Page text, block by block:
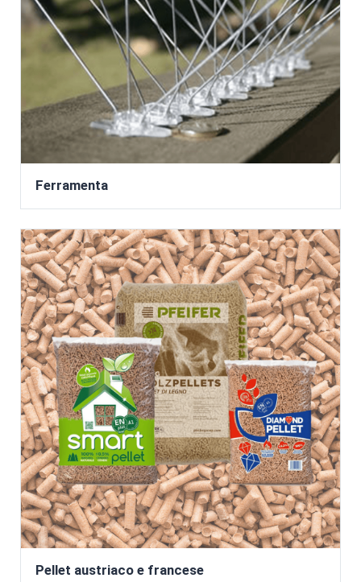
Ferramenta
Pellet austriaco e francese